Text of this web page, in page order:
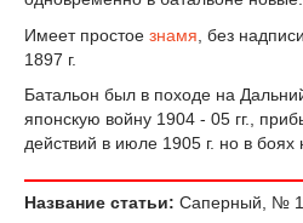
Имеет простое знамя , без
1897 г.
Батальон был в походе на
японскую войну 1904 - 05 гг.,
действий в июле 1905 г. но в боях
Название статьи: Саперный, №